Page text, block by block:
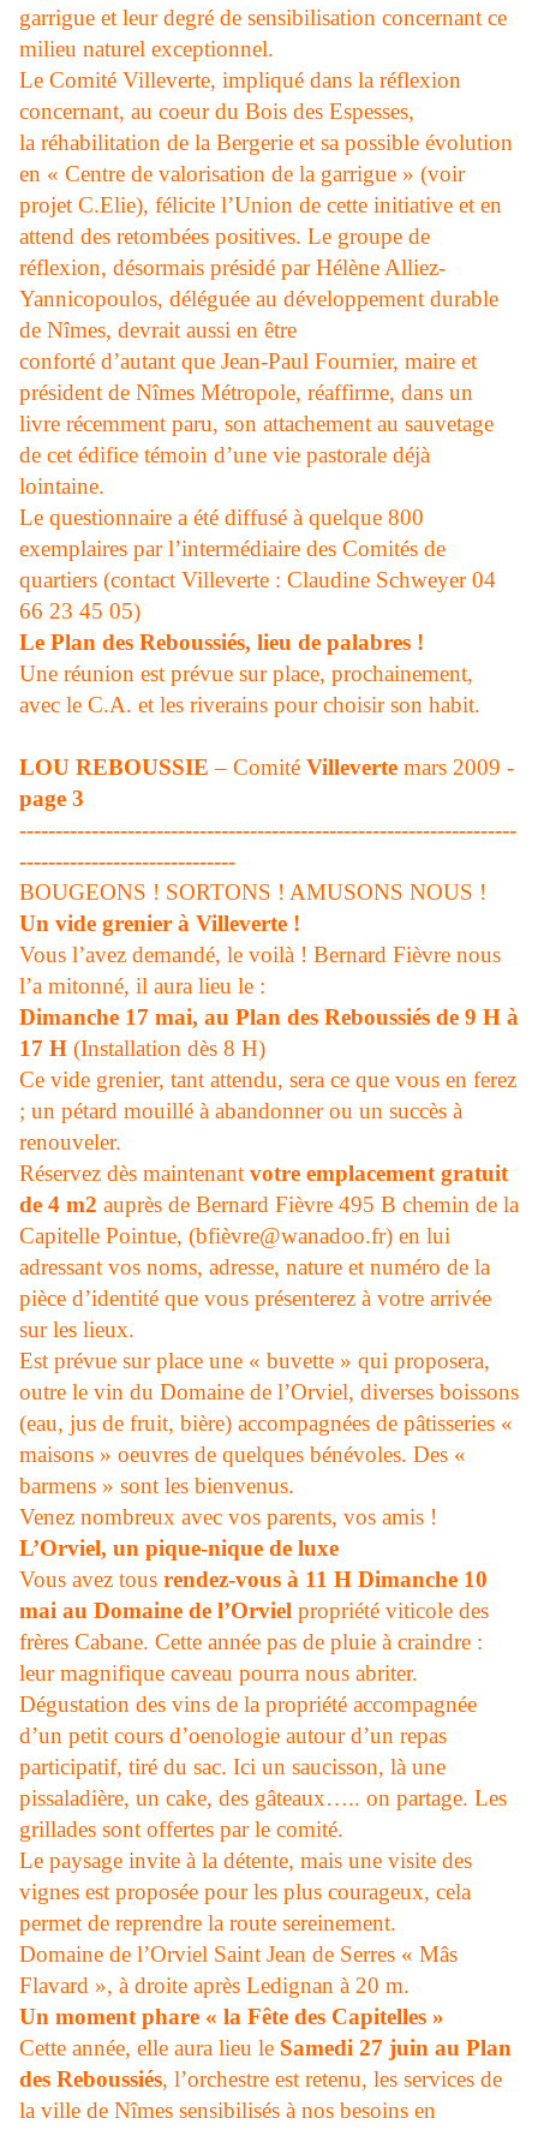
garrigue et leur degré de sensibilisation concernant ce
milieu naturel exceptionnel.
Le Comité Villeverte, impliqué dans la réflexion
concernant, au coeur du Bois des Espesses,
la réhabilitation de la Bergerie et sa possible évolution
en « Centre de valorisation de la garrigue » (voir
projet C.Elie), félicite l’Union de cette initiative et en
attend des retombées positives. Le groupe de
réflexion, désormais présidé par Hélène Alliez-
Yannicopoulos, déléguée au développement durable
de Nîmes, devrait aussi en être
conforté d’autant que Jean-Paul Fournier, maire et
président de Nîmes Métropole, réaffirme, dans un
livre récemment paru, son attachement au sauvetage
de cet édifice témoin d’une vie pastorale déjà
lointaine.
Le questionnaire a été diffusé à quelque 800
exemplaires par l’intermédiaire des Comités de
quartiers (contact Villeverte : Claudine Schweyer 04
66 23 45 05)
Le Plan des Reboussiés, lieu de palabres !
Une réunion est prévue sur place, prochainement,
avec le C.A. et les riverains pour choisir son habit.
LOU REBOUSSIE – Comité Villeverte mars 2009 -
page 3
---------------------------------------------------------------------
------------------------------
BOUGEONS ! SORTONS ! AMUSONS NOUS !
Un vide grenier à Villeverte !
Vous l’avez demandé, le voilà ! Bernard Fièvre nous
l’a mitonné, il aura lieu le :
Dimanche 17 mai, au Plan des Reboussiés de 9 H à
17 H (Installation dès 8 H)
Ce vide grenier, tant attendu, sera ce que vous en ferez
; un pétard mouillé à abandonner ou un succès à
renouveler.
Réservez dès maintenant votre emplacement gratuit
de 4 m2 auprès de Bernard Fièvre 495 B chemin de la
Capitelle Pointue, (bfièvre@wanadoo.fr) en lui
adressant vos noms, adresse, nature et numéro de la
pièce d’identité que vous présenterez à votre arrivée
sur les lieux.
Est prévue sur place une « buvette » qui proposera,
outre le vin du Domaine de l’Orviel, diverses boissons
(eau, jus de fruit, bière) accompagnées de pâtisseries «
maisons » oeuvres de quelques bénévoles. Des «
barmens » sont les bienvenus.
Venez nombreux avec vos parents, vos amis !
L’Orviel, un pique-nique de luxe
Vous avez tous rendez-vous à 11 H Dimanche 10
mai au Domaine de l’Orviel propriété viticole des
frères Cabane. Cette année pas de pluie à craindre :
leur magnifique caveau pourra nous abriter.
Dégustation des vins de la propriété accompagnée
d’un petit cours d’oenologie autour d’un repas
participatif, tiré du sac. Ici un saucisson, là une
pissaladière, un cake, des gâteaux….. on partage. Les
grillades sont offertes par le comité.
Le paysage invite à la détente, mais une visite des
vignes est proposée pour les plus courageux, cela
permet de reprendre la route sereinement.
Domaine de l’Orviel Saint Jean de Serres « Mâs
Flavard », à droite après Ledignan à 20 m.
Un moment phare « la Fête des Capitelles »
Cette année, elle aura lieu le Samedi 27 juin au Plan
des Reboussiés, l’orchestre est retenu, les services de
la ville de Nîmes sensibilisés à nos besoins en